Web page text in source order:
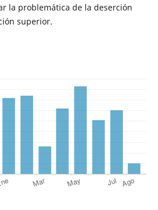
la problemática de la deserción
superior.